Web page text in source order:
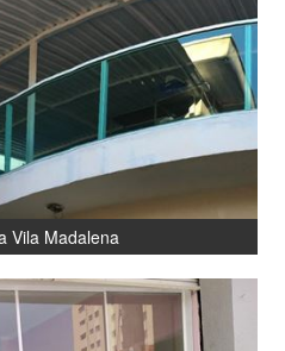
Vila Madalena